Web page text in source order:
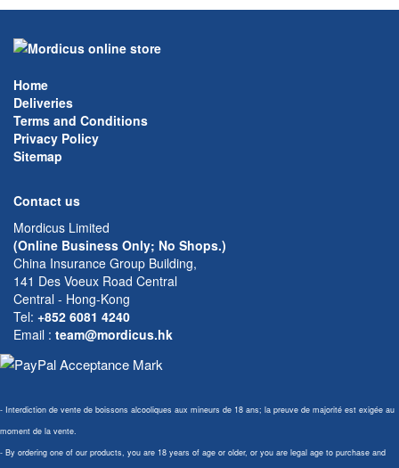
Home
Deliveries
Terms and Conditions
Privacy Policy
Sitemap
Contact us
Mordicus Limited
(Online Business Only; No Shops.)
China Insurance Group Building,
141 Des Voeux Road Central
Central - Hong-Kong
Tel: +852 6081 4240
Email : team@mordicus.hk
- Interdiction de vente de boissons alcooliques aux mineurs de 18 ans; la preuve de majorité est exigée au
moment de la vente.
- By ordering one of our products, you are 18 years of age or older, or you are legal age to purchase and